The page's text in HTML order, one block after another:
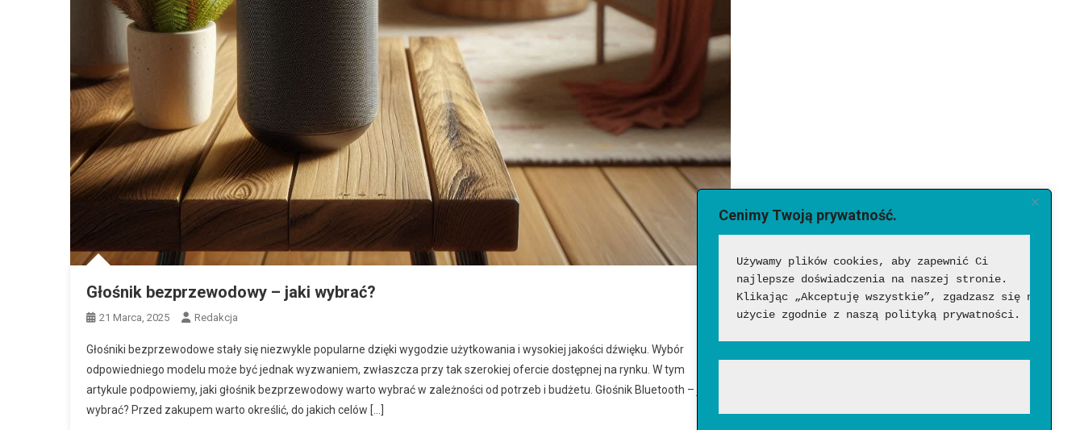
Cenimy Twoją prywatność.
Używamy plików cookies, aby zapewnić Ci
najlepsze doświadczenia na naszej stronie.
Klikając „Akceptuję wszystkie”, zgadzasz się na ich
użycie zgodnie z naszą polityką prywatności.
Głośnik bezprzewodowy – jaki wybrać?
21 Marca, 2025 Redakcja
Głośniki bezprzewodowe stały się niezwykle popularne dzięki wygodzie użytkowania i wysokiej jakości dźwięku. Wybór
odpowiedniego modelu może być jednak wyzwaniem, zwłaszcza przy tak szerokiej ofercie dostępnej na rynku. W tym
artykule podpowiemy, jaki głośnik bezprzewodowy warto wybrać w zależności od potrzeb i budżetu. Głośnik Bluetooth – jaki
wybrać? Przed zakupem warto określić, do jakich celów […]